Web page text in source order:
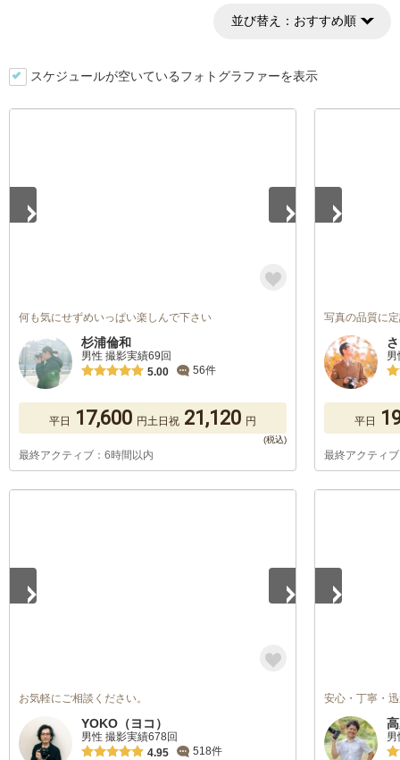
並び替え： おすすめ順
スケジュールが空いているフォトグラファーを表示
何も気にせずめいっぱい楽しんで下さい
杉浦倫和
男性 撮影実績69回
5.00
56件
平日 17,600 円土日祝 21,120 円
最終アクティブ：6時間以内
写真の品質に
平日
最終アクティ
お気軽にご相談ください。
YOKO（ヨコ）
男性 撮影実績678回
4.95
518件
安心・丁寧・